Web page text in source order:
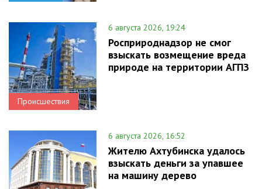
Происшествия
6 августа 2026, 19:24
Росприроднадзор не смог
взыскать возмещение вреда
природе на территории АГПЗ
6 августа 2026, 16:52
Жителю Ахтубинска удалось
взыскать деньги за упавшее
на машину дерево